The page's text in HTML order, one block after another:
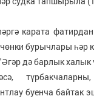
карата
бурычлары
дә барлык
буенча байтак